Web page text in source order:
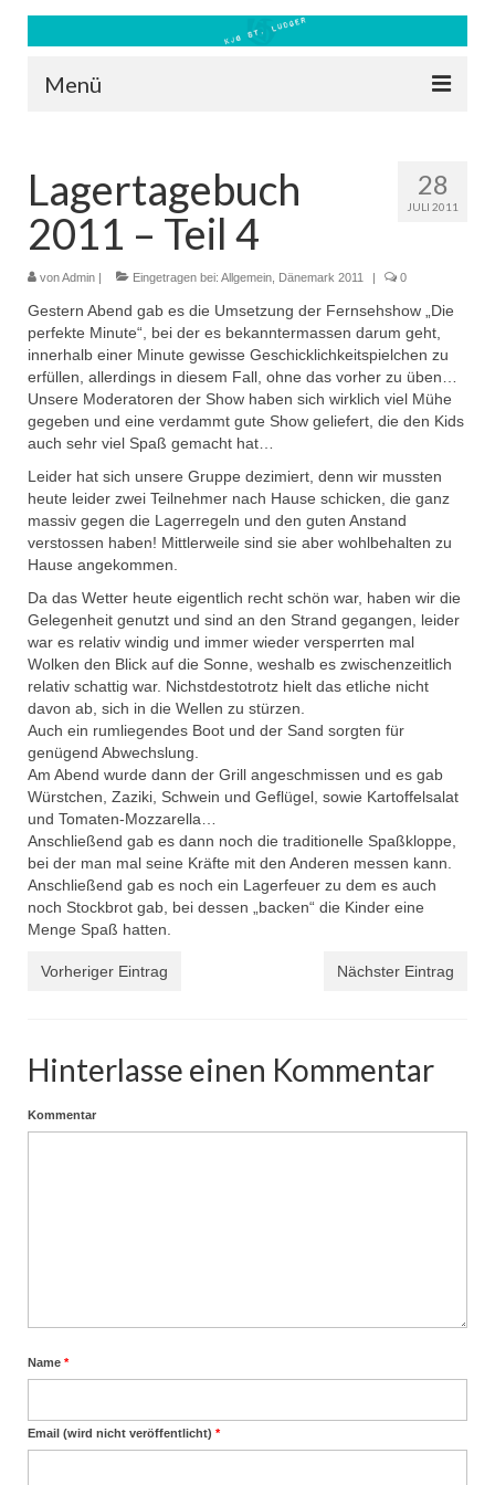
Menü
Kontakt
Bilder
Freizeit 2026
Datenschutz
Impressum
Downloads
28
JULI 2011
Lagertagebuch
2011 – Teil 4
vonAdmin | Eingetragen bei: Allgemein Dänemark 2011 | 0
Gestern Abend gab es die Umsetzung der Fernsehshow „Die
perfekte Minute“, bei der es bekanntermassen darum geht,
innerhalb einer Minute gewisse Geschicklichkeitspielchen zu
erfüllen, allerdings in diesem Fall, ohne das vorher zu üben…
Unsere Moderatoren der Show haben sich wirklich viel Mühe
gegeben und eine verdammt gute Show geliefert, die den Kids
auch sehr viel Spaß gemacht hat…
Leider hat sich unsere Gruppe dezimiert, denn wir mussten
heute leider zwei Teilnehmer nach Hause schicken, die ganz
massiv gegen die Lagerregeln und den guten Anstand
verstossen haben! Mittlerweile sind sie aber wohlbehalten zu
Hause angekommen.
Da das Wetter heute eigentlich recht schön war, haben wir die
Gelegenheit genutzt und sind an den Strand gegangen, leider
war es relativ windig und immer wieder versperrten mal
Wolken den Blick auf die Sonne, weshalb es zwischenzeitlich
relativ schattig war. Nichstdestotrotz hielt das etliche nicht
davon ab, sich in die Wellen zu stürzen.
Auch ein rumliegendes Boot und der Sand sorgten für
genügend Abwechslung.
Am Abend wurde dann der Grill angeschmissen und es gab
Würstchen, Zaziki, Schwein und Geflügel, sowie Kartoffelsalat
und Tomaten-Mozzarella…
Anschließend gab es dann noch die traditionelle Spaßkloppe,
bei der man mal seine Kräfte mit den Anderen messen kann.
Anschließend gab es noch ein Lagerfeuer zu dem es auch
noch Stockbrot gab, bei dessen „backen“ die Kinder eine
Menge Spaß hatten.
Vorheriger Eintrag Nächster Eintrag
Hinterlasse einen Kommentar
Kommentar
Name *
Email (wird nicht veröffentlicht) *